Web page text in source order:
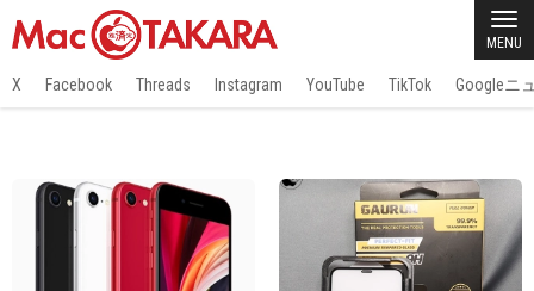
MENU
X Facebook Threads Instagram YouTube TikTok Googleニ